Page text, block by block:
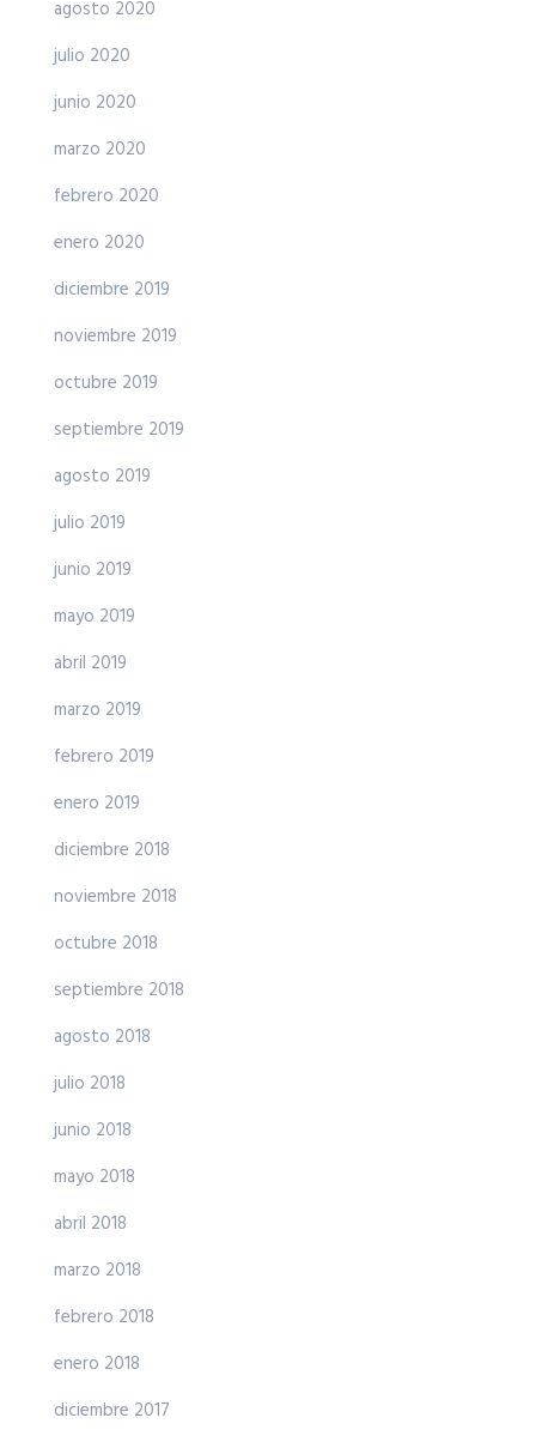
agosto 2020
julio 2020
junio 2020
marzo 2020
febrero 2020
enero 2020
diciembre 2019
noviembre 2019
octubre 2019
septiembre 2019
agosto 2019
julio 2019
junio 2019
mayo 2019
abril 2019
marzo 2019
febrero 2019
enero 2019
diciembre 2018
noviembre 2018
octubre 2018
septiembre 2018
agosto 2018
julio 2018
junio 2018
mayo 2018
abril 2018
marzo 2018
febrero 2018
enero 2018
diciembre 2017